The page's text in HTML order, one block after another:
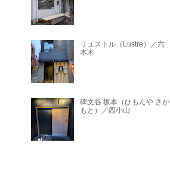
リュストル（Lustre）／六
本木
碑文谷 坂本（ひもんや さか
もと）／西小山